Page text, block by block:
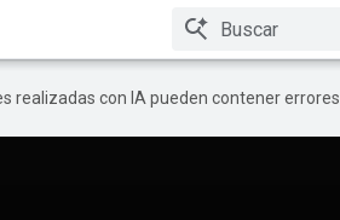
realizadas con IA pueden contener errores.